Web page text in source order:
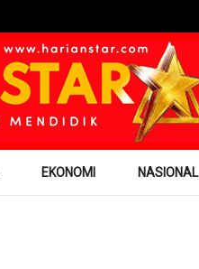
EKONOMI NASIONAL